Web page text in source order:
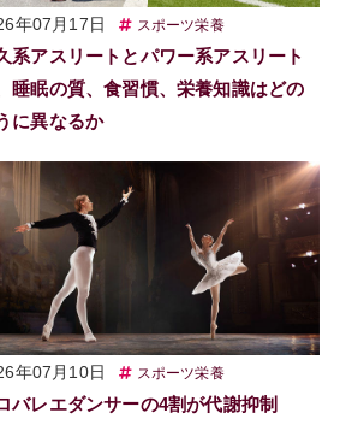
年07月17日 スポーツ栄養
系アスリートとパワー系アスリート
睡眠の質、食習慣、栄養知識はどの
に異なるか
年07月10日 スポーツ栄養
バレエダンサーの4割が代謝抑制